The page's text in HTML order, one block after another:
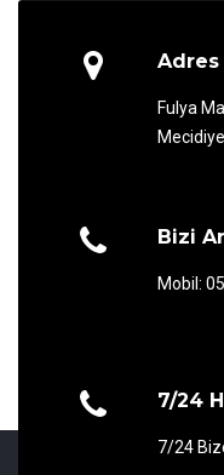
Adres
Fulya
Bizi
Mobil:
7/24
7/24